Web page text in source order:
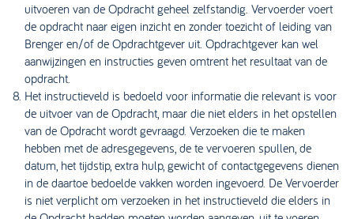
uitvoeren van de Opdracht geheel zelfstandig. Vervoerder voert
de opdracht naar eigen inzicht en zonder toezicht of leiding van
Brenger en/of de Opdrachtgever uit. Opdrachtgever kan wel
aanwijzingen en instructies geven omtrent het resultaat van de
opdracht.
Het instructieveld is bedoeld voor informatie die relevant is voor
de uitvoer van de Opdracht, maar die niet elders in het opstellen
van de Opdracht wordt gevraagd. Verzoeken die te maken
hebben met de adresgegevens, de te vervoeren spullen, de
datum, het tijdstip, extra hulp, gewicht of contactgegevens dienen
in de daartoe bedoelde vakken worden ingevoerd. De Vervoerder
is niet verplicht om verzoeken in het instructieveld die elders in